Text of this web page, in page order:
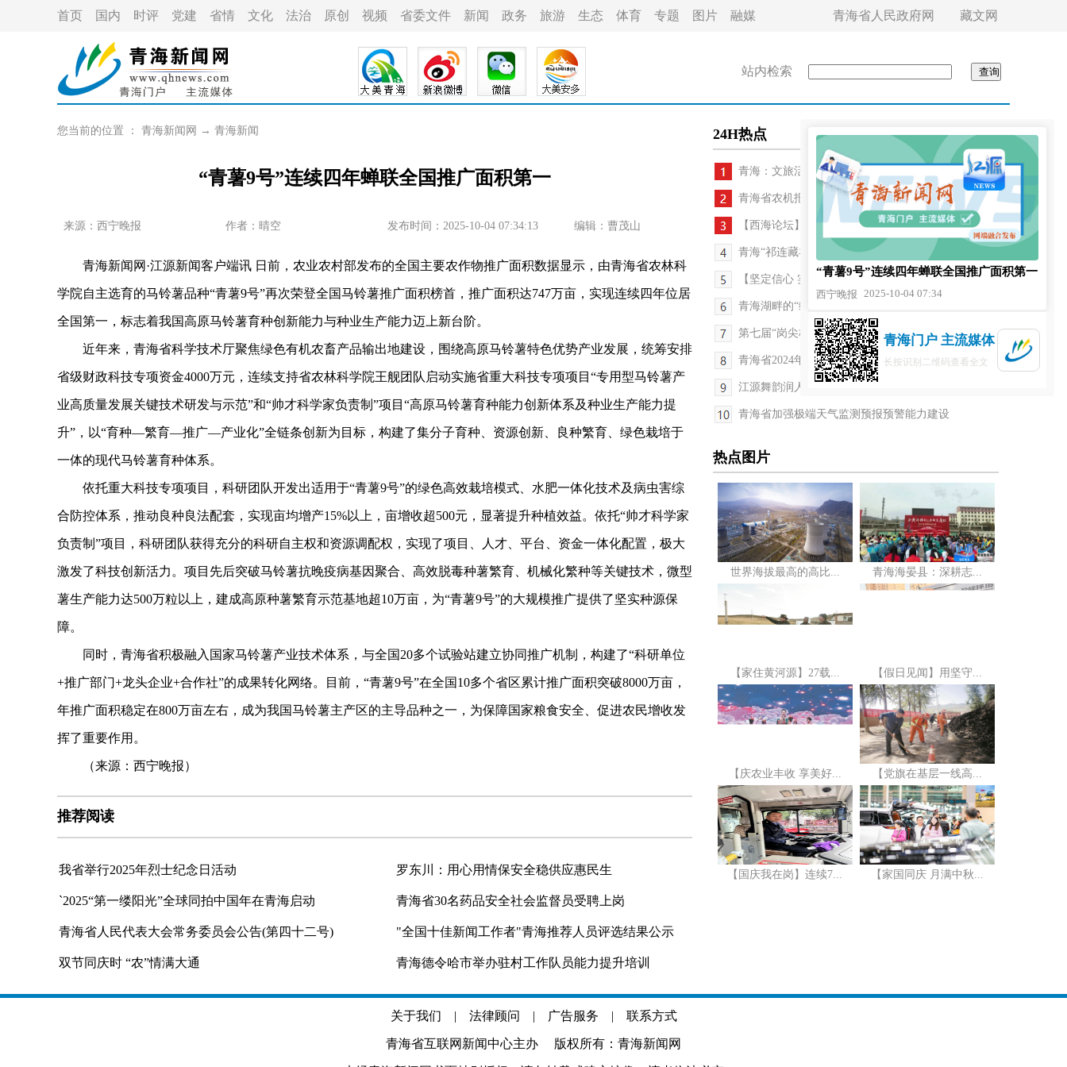
首页 国内 时评 党建 省情 文化 法治 原创 视频 省委文件 新闻 政务 旅游 生态 体育 专题 图片 融媒 青海省人民政府网 藏文网
站内检索
您当前的位置 ： 青海新闻网 → 青海新闻
“青薯9号”连续四年蝉联全国推广面积第一
来源：西宁晚报 作者： 晴空 发布时间：2025-10-04 07:34:13 编辑：曹茂山
青海新闻网·江源新闻客户端讯 日前，农业农村部发布的全国主要农作物推广面积数据显示，由青海省农林科
学院自主选育的马铃薯品种“青薯9号”再次荣登全国马铃薯推广面积榜首，推广面积达747万亩，实现连续四年位居
全国第一，标志着我国高原马铃薯育种创新能力与种业生产能力迈上新台阶。
近年来，青海省科学技术厅聚焦绿色有机农畜产品输出地建设，围绕高原马铃薯特色优势产业发展，统筹安排
省级财政科技专项资金4000万元，连续支持省农林科学院王舰团队启动实施省重大科技专项项目“专用型马铃薯产
业高质量发展关键技术研发与示范”和“帅才科学家负责制”项目“高原马铃薯育种能力创新体系及种业生产能力提
升”，以“育种—繁育—推广—产业化”全链条创新为目标，构建了集分子育种、资源创新、良种繁育、绿色栽培于
一体的现代马铃薯育种体系。
依托重大科技专项项目，科研团队开发出适用于“青薯9号”的绿色高效栽培模式、水肥一体化技术及病虫害综
合防控体系，推动良种良法配套，实现亩均增产15%以上，亩增收超500元，显著提升种植效益。依托“帅才科学家
负责制”项目，科研团队获得充分的科研自主权和资源调配权，实现了项目、人才、平台、资金一体化配置，极大
激发了科技创新活力。项目先后突破马铃薯抗晚疫病基因聚合、高效脱毒种薯繁育、机械化繁种等关键技术，微型
薯生产能力达500万粒以上，建成高原种薯繁育示范基地超10万亩，为“青薯9号”的大规模推广提供了坚实种源保
障。
同时，青海省积极融入国家马铃薯产业技术体系，与全国20多个试验站建立协同推广机制，构建了“科研单位
+推广部门+龙头企业+合作社”的成果转化网络。目前，“青薯9号”在全国10多个省区累计推广面积突破8000万亩，
年推广面积稳定在800万亩左右，成为我国马铃薯主产区的主导品种之一，为保障国家粮食安全、促进农民增收发
挥了重要作用。
（来源：西宁晚报）
推荐阅读
我省举行2025年烈士纪念日活动 罗东川：用心用情保安全稳供应惠民生
`2025“第一缕阳光”全球同拍中国年在青海启动 青海省30名药品安全社会监督员受聘上岗
青海省人民代表大会常务委员会公告(第四十二号) "全国十佳新闻工作者"青海推荐人员评选结果公示
双节同庆时 “农”情满大通 青海德令哈市举办驻村工作队员能力提升培训
24H热点
青海：文旅活动缤纷多彩燃动“假日经济”新活力
青海省农机报废数量突破万台
【西海论坛】时时放心不下 筑牢安全防线
青海“祁连藏羊”成功供澳 三仓联动助力输出地建设
【坚定信心 实干争先】青海西宁市城中区秋季专场招...
青海湖畔的“绿色交响”
第七届“岗尖梅朵文学奖”系列活动在德令哈举行
青海省2024年度国土变更调查成果正式启用
江源舞韵润人心——青海省文学艺术界联合会成立70...
青海省加强极端天气监测预报预警能力建设
热点图片
世界海拔最高的高比... 青海海晏县：深耕志...
【家住黄河源】27载... 【假日见闻】用坚守...
【庆农业丰收 享美好... 【党旗在基层一线高...
【国庆我在岗】连续7... 【家国同庆 月满中秋...
关于我们 | 法律顾问 | 广告服务 | 联系方式
青海省互联网新闻中心主办 版权所有：青海新闻网
“青薯9号”连续四年蝉联全国推广面积第一
西宁晚报 2025-10-04 07:34
青海门户 主流媒体
长按识别二维码查看全文